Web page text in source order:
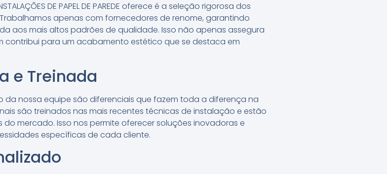
DE PAPEL DE PAREDE oferece é a seleção rigorosa dos
apenas com fornecedores de renome, garantindo
aos mais altos padrões de qualidade. Isso não apenas assegura
para um acabamento estético que se destaca em
e Treinada
nossa equipe são diferenciais que fazem toda a diferença na
são treinados nas mais recentes técnicas de instalação e estão
mercado. Isso nos permite oferecer soluções inovadoras e
específicas de cada cliente.